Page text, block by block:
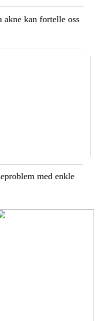
akne kan fortelle oss
med enkle